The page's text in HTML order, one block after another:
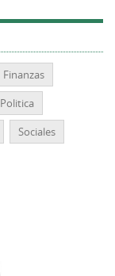
Finanzas
Politica
Sociales